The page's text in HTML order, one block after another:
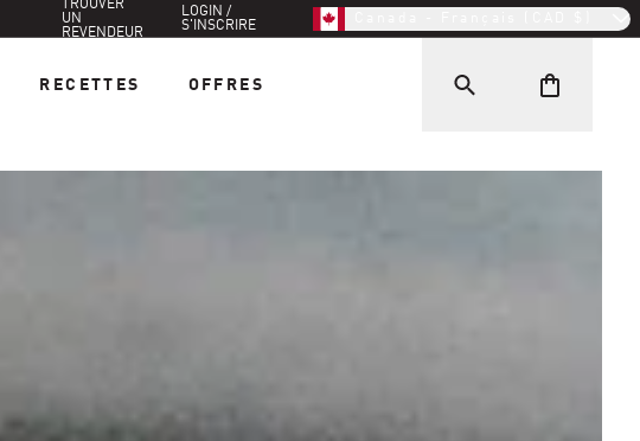
TROUVER
UN
REVENDEUR
LOGIN /
S'INSCRIRE
RECETTES OFFRES